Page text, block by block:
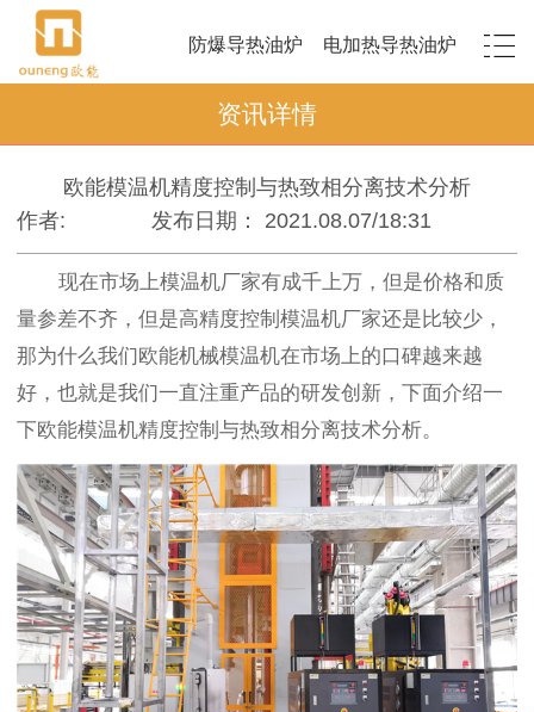
防爆导热油炉 电加热导热油炉
资讯详情
欧能模温机精度控制与热致相分离技术分析
作者:
发布日期： 2021.08.07/18:31
现在市场上模温机厂家有成千上万，但是价格和质
量参差不齐，但是高精度控制模温机厂家还是比较少，
那为什么我们欧能机械模温机在市场上的口碑越来越
好，也就是我们一直注重产品的研发创新，下面介绍一
下欧能模温机精度控制与热致相分离技术分析。